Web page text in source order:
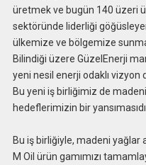
üretmek ve bugün 140 üzeri
sektöründe liderliği
ülkemize ve bölgemize
Bilindiği üzere GüzelEnerji
yeni nesil enerji odaklı vizyon
Bu yeni iş birliğimiz de
hedeflerimizin bir
Bu iş birliğiyle, madeni yağlar
M Oil ürün gamımızı